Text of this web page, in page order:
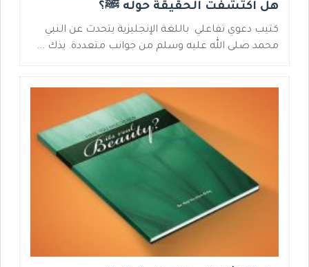
هل اكتشفت الحقيقة حوله ﷺ؟
كتيب دعوي تفاعلي باللغة الإنجليزية يتحدث عن النبي
محمد صلى الله عليه وسلم من جوانب متعددة. يذك ...